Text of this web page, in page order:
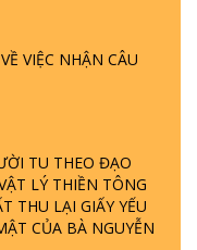
VIỆC NHẬN CÂU
TU THEO ĐẠO
LÝ THIỀN TÔNG
THU LẠI GIẤY YẾU
CỦA BÀ NGUYỄN
GIAN KHÔNG? |
| TTTD
ĐẶC BIỆT P22 - TẠI
THIÊN TAI - LŨ LỤT